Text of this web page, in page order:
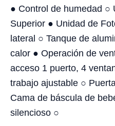
● Control de humedad ○
Superior ● Unidad de
lateral ○ Tanque de
calor ● Operación de
acceso 1 puerto, 4
trabajo ajustable ○
Cama de báscula de
silencioso ○